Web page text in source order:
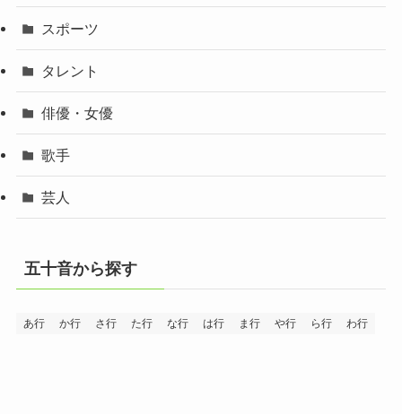
スポーツ
タレント
俳優・女優
歌手
芸人
五十音から探す
あ行 か行 さ行 た行 な行 は行 ま行 や行 ら行 わ行